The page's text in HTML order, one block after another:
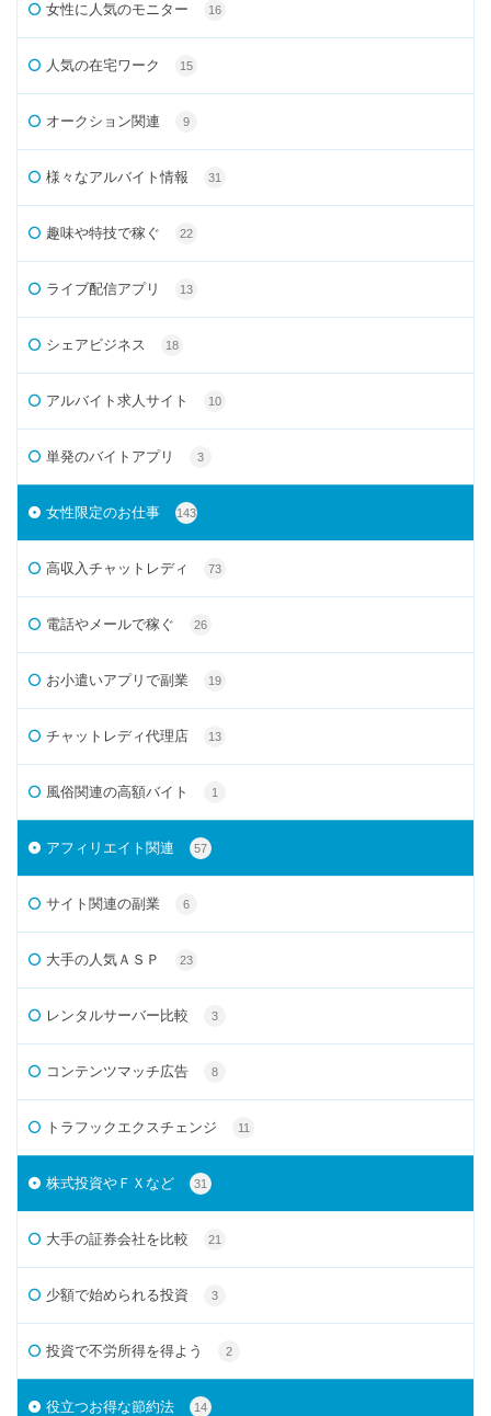
女性に人気のモニター 16
人気の在宅ワーク 15
オークション関連 9
様々なアルバイト情報 31
趣味や特技で稼ぐ 22
ライブ配信アプリ 13
シェアビジネス 18
アルバイト求人サイト 10
単発のバイトアプリ 3
女性限定のお仕事 143
高収入チャットレディ 73
電話やメールで稼ぐ 26
お小遣いアプリで副業 19
チャットレディ代理店 13
風俗関連の高額バイト 1
アフィリエイト関連 57
サイト関連の副業 6
大手の人気ＡＳＰ 23
レンタルサーバー比較 3
コンテンツマッチ広告 8
トラフックエクスチェンジ 11
株式投資やＦＸなど 31
大手の証券会社を比較 21
少額で始められる投資 3
投資で不労所得を得よう 2
役立つお得な節約法 14